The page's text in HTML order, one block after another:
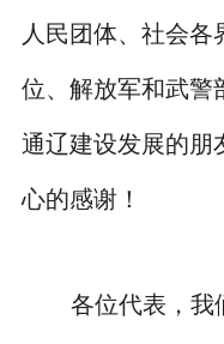
人民团体、社会
位、解放军和武警
通辽建设发展的朋
心的感谢！
各位代表，我